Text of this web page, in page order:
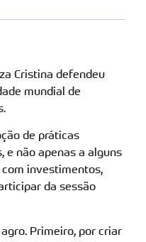
Cristina defendeu
mundial de
de práticas
e não apenas a alguns
investimentos,
da sessão
Primeiro, por criar